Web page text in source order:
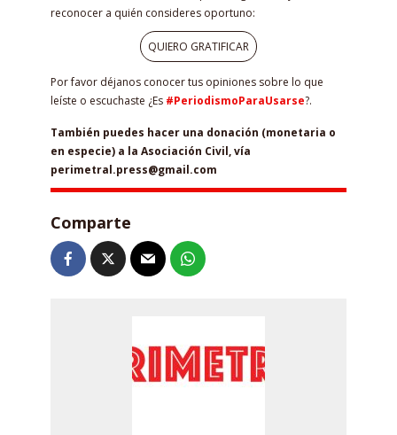
reconocer a quién consideres oportuno:
QUIERO GRATIFICAR
Por favor déjanos conocer tus opiniones sobre lo que
leíste o escuchaste ¿Es #PeriodismoParaUsarse?.
También puedes hacer una donación (monetaria o
en especie) a la Asociación Civil, vía
perimetral.press@gmail.com
Comparte